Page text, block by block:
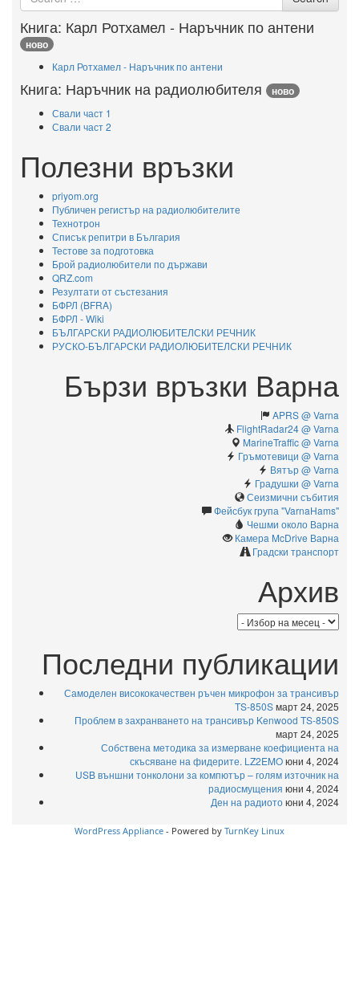
for
Книга: Карл Ротхамел - Наръчник по антени
ново
Карл Ротхамел - Наръчник по антени
Книга: Наръчник на радиолюбителя ново
Свали част 1
Свали част 2
Полезни връзки
priyom.org
Публичен регистър на радиолюбителите
Технотрон
Списък репитри в България
Тестове за подготовка
Брой радиолюбители по държави
QRZ.com
Резултати от състезания
БФРЛ (BFRA)
БФРЛ - Wiki
БЪЛГАРСКИ РАДИОЛЮБИТЕЛСКИ РЕЧНИК
РУСКО-БЪЛГАРСКИ РАДИОЛЮБИТЕЛСКИ РЕЧНИК
Бързи връзки Варна
APRS @ Varna
FlightRadar24 @ Varna
MarineTraffic @ Varna
Гръмотевици @ Varna
Вятър @ Varna
Градушки @ Varna
Сеизмични събития
Фейсбук група "VarnaHams"
Чешми около Варна
Камерa McDrive Варна
Градски транспорт
Архив
Архив
Последни публикации
Самоделен висококачествен ръчен микрофон за трансивър
TS-850Sмарт 24, 2025
Проблем в захранването на трансивър Kenwood TS-850S
март 24, 2025
Собствена методика за измерване коефициента на
скъсяване на фидерите. LZ2EMOюни 4, 2024
USB външни тонколони за компютър – голям източник на
радиосмущения юни 4, 2024
Ден на радиотоюни 4, 2024
WordPress Appliance - Powered by TurnKey Linux